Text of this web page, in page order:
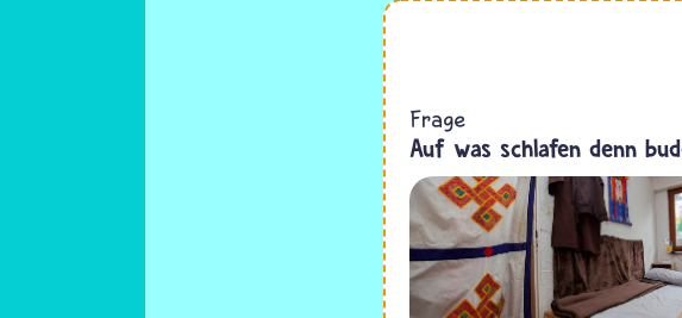
Frage
Auf was schlafen denn